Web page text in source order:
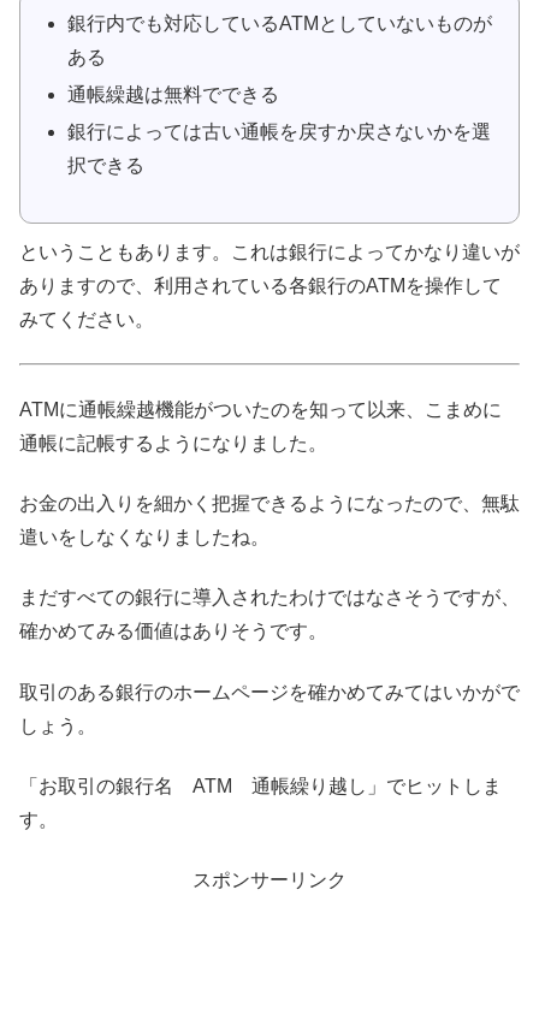
銀行内でも対応しているATMとしていないものが
ある
通帳繰越は無料でできる
銀行によっては古い通帳を戻すか戻さないかを選
択できる
ということもあります。これは銀行によってかなり違いが
ありますので、利用されている各銀行のATMを操作して
みてください。
ATMに通帳繰越機能がついたのを知って以来、こまめに
通帳に記帳するようになりました。
お金の出入りを細かく把握できるようになったので、無駄
遣いをしなくなりましたね。
まだすべての銀行に導入されたわけではなさそうですが、
確かめてみる価値はありそうです。
取引のある銀行のホームページを確かめてみてはいかがで
しょう。
「お取引の銀行名 ATM 通帳繰り越し」 でヒットしま
す。
スポンサーリンク